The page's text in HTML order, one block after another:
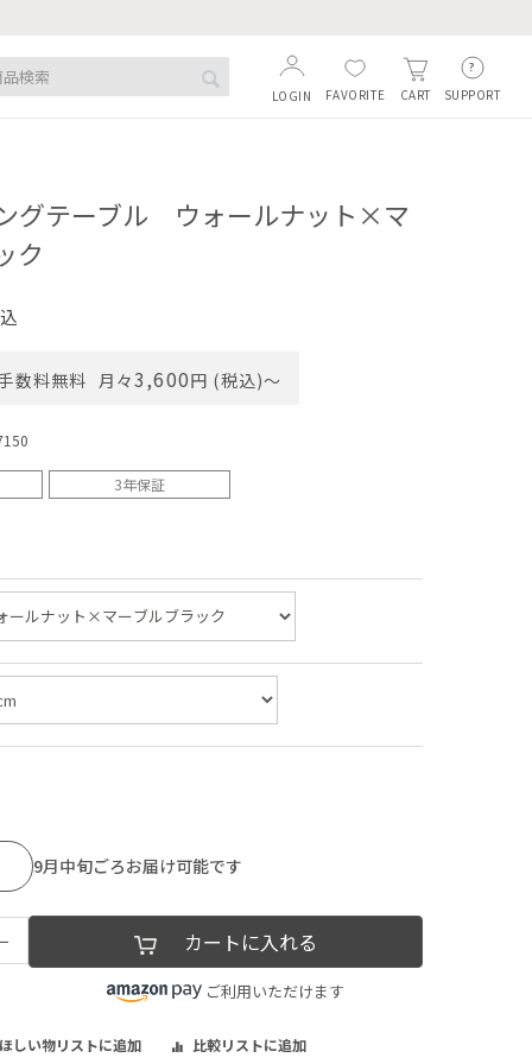
SUPPORT
CART
FAVORITE
LOGIN
グテーブル ウォールナット×マ
ク
数料無料 月々3,600円 (税込)〜
3年保証
9月中旬ごろお届け可能です
− カートに入れる
ご利用いただけます
ほしい物リストに追加 比較リストに追加